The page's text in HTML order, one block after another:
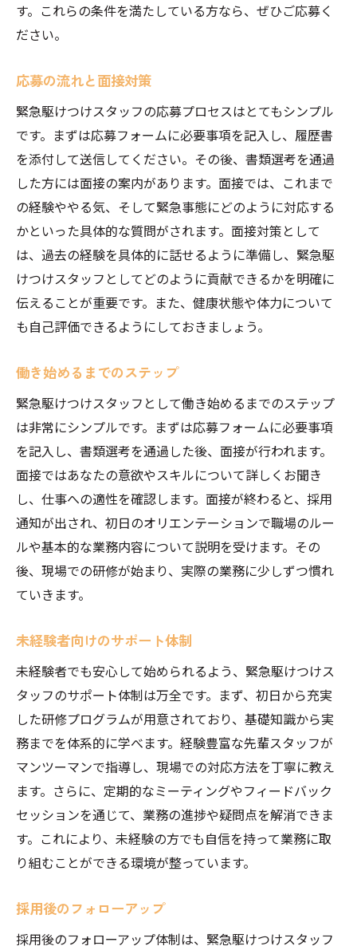
す。これらの条件を満たしている方なら、ぜひご応募く
ださい。
応募の流れと面接対策
緊急駆けつけスタッフの応募プロセスはとてもシンプル
です。まずは応募フォームに必要事項を記入し、履歴書
を添付して送信してください。その後、書類選考を通過
した方には面接の案内があります。面接では、これまで
の経験ややる気、そして緊急事態にどのように対応する
かといった具体的な質問がされます。面接対策として
は、過去の経験を具体的に話せるように準備し、緊急駆
けつけスタッフとしてどのように貢献できるかを明確に
伝えることが重要です。また、健康状態や体力について
も自己評価できるようにしておきましょう。
働き始めるまでのステップ
緊急駆けつけスタッフとして働き始めるまでのステップ
は非常にシンプルです。まずは応募フォームに必要事項
を記入し、書類選考を通過した後、面接が行われます。
面接ではあなたの意欲やスキルについて詳しくお聞き
し、仕事への適性を確認します。面接が終わると、採用
通知が出され、初日のオリエンテーションで職場のルー
ルや基本的な業務内容について説明を受けます。その
後、現場での研修が始まり、実際の業務に少しずつ慣れ
ていきます。
未経験者向けのサポート体制
未経験者でも安心して始められるよう、緊急駆けつけス
タッフのサポート体制は万全です。まず、初日から充実
した研修プログラムが用意されており、基礎知識から実
務までを体系的に学べます。経験豊富な先輩スタッフが
マンツーマンで指導し、現場での対応方法を丁寧に教え
ます。さらに、定期的なミーティングやフィードバック
セッションを通じて、業務の進捗や疑問点を解消できま
す。これにより、未経験の方でも自信を持って業務に取
り組むことができる環境が整っています。
採用後のフォローアップ
採用後のフォローアップ体制は、緊急駆けつけスタッフ